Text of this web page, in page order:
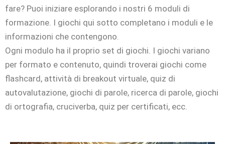
fare? Puoi iniziare esplorando i nostri 6 moduli di
formazione. I giochi qui sotto completano i moduli e le
informazioni che contengono.
Ogni modulo ha il proprio set di giochi. I giochi variano
per formato e contenuto, quindi troverai giochi come
flashcard, attività di breakout virtuale, quiz di
autovalutazione, giochi di parole, ricerca di parole, giochi
di ortografia, cruciverba, quiz per certificati, ecc.